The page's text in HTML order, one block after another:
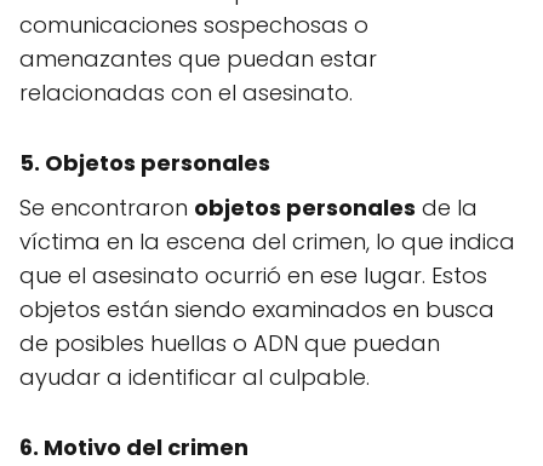
comunicaciones sospechosas o
amenazantes que puedan estar
relacionadas con el asesinato.
5. Objetos personales
Se encontraron objetos personales de la
víctima en la escena del crimen, lo que indica
que el asesinato ocurrió en ese lugar. Estos
objetos están siendo examinados en busca
de posibles huellas o ADN que puedan
ayudar a identificar al culpable.
6. Motivo del crimen